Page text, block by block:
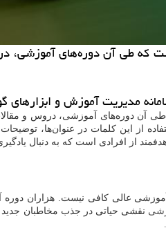
طی آن دوره‌های آموزشی،
مدیریت آموزش و
دوره‌های آموزشی، دروس و مقالات
از این کلمات در عنوان‌ها،
از افرادی است که به دنبال
عالی کافی نیست. هزاران دوره
نقشی حیاتی در جذب مخاطبان